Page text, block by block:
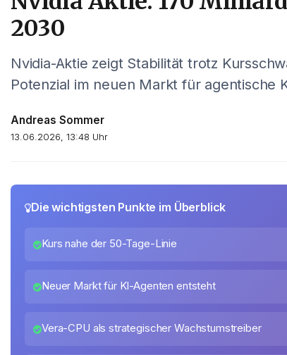
2030
Nvidia-Aktie zeigt Stabilität trotz
Potenzial im neuen Markt für agentische
Andreas Sommer
13.06.2026, 13:48 Uhr
Die wichtigsten Punkte im Überblick
Kurs nahe der 50-Tage-Linie
Neuer Markt für KI-Agenten entsteht
Vera-CPU als strategischer Wachstumstreiber